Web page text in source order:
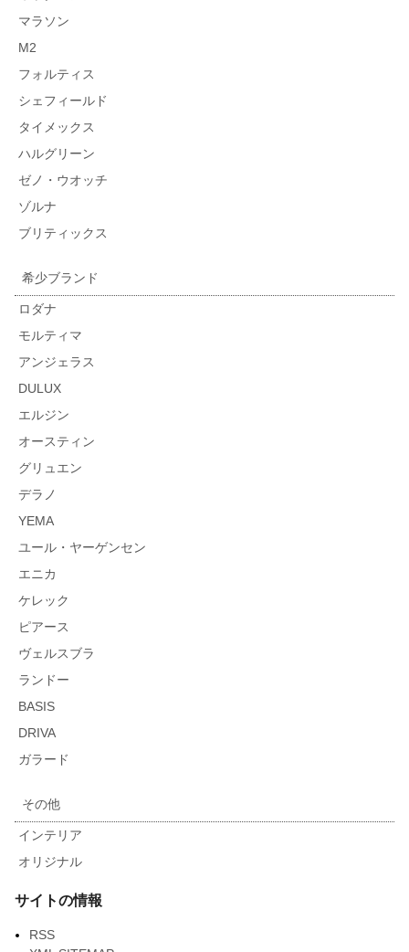
マラソン
M2
フォルティス
シェフィールド
タイメックス
ハルグリーン
ゼノ・ウオッチ
ゾルナ
ブリティックス
希少ブランド
ロダナ
モルティマ
アンジェラス
DULUX
エルジン
オースティン
グリュエン
デラノ
YEMA
ユール・ヤーゲンセン
エニカ
ケレック
ピアース
ヴェルスブラ
ランドー
BASIS
DRIVA
ガラード
その他
インテリア
オリジナル
サイトの情報
RSS